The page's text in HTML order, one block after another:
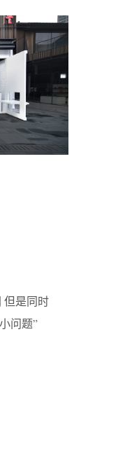
但是同时
问题”